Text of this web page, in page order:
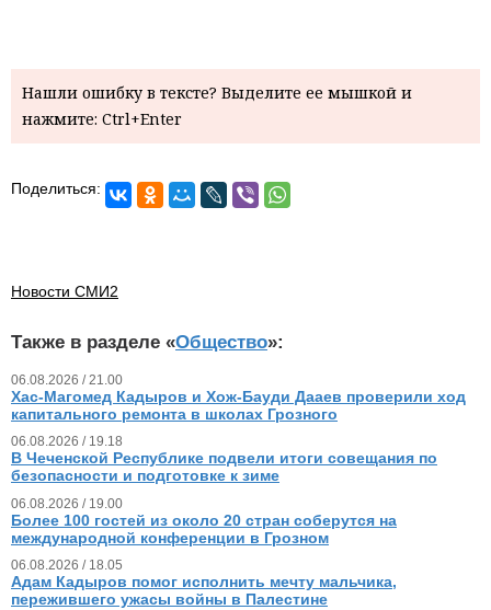
Нашли ошибку в тексте? Выделите ее мышкой и
нажмите: Ctrl+Enter
Поделиться:
Новости СМИ2
Также в разделе «Общество»:
06.08.2026 / 21.00
Хас-Магомед Кадыров и Хож-Бауди Дааев проверили ход
капитального ремонта в школах Грозного
06.08.2026 / 19.18
В Чеченской Республике подвели итоги совещания по
безопасности и подготовке к зиме
06.08.2026 / 19.00
Более 100 гостей из около 20 стран соберутся на
международной конференции в Грозном
06.08.2026 / 18.05
Адам Кадыров помог исполнить мечту мальчика,
пережившего ужасы войны в Палестине